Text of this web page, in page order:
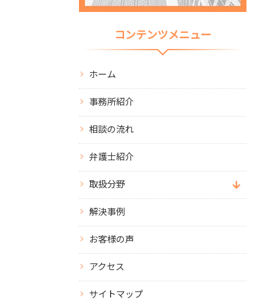
コンテンツメニュー
ホーム
事務所紹介
相談の流れ
弁護士紹介
取扱分野
解決事例
お客様の声
アクセス
サイトマップ